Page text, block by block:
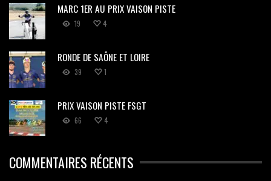
MARC 1ER AU PRIX VAISON PISTE
19 4
RONDE DE SAÔNE ET LOIRE
39 1
PRIX VAISON PISTE FSGT
66 4
COMMENTAIRES RÉCENTS